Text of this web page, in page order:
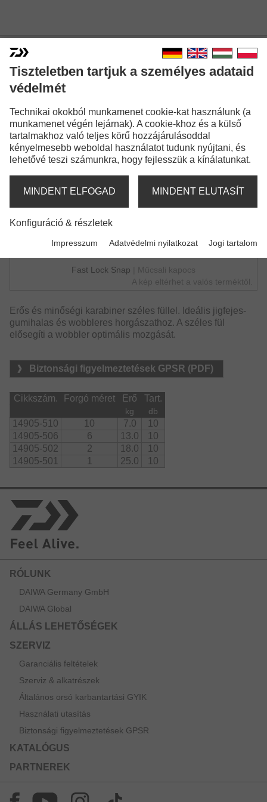
FAST LOCK SNAP
MŰCSALI KAPOCS
Fast Lock Snap
| Műcsali kapocs
A kép eltérhet a valós terméktől.
Erős és minőségi karabiner széles füllel. Ideális jigfejes-
gumihalas és wobbleres horgászathoz. A széles fül
elősegíti a wobbler optimális mozgását.
Biztonsági figyelmeztetések GPSR (PDF)
Cikkszám. Forgó méret Erő Tart.
kg db
14905-510 10 7.0
10
14905-506
6 13.0
10
14905-502
2 18.0
10
14905-501
1 25.0 10
RÓLUNK
DAIWA Germany GmbH
DAIWA Global
ÁLLÁS LEHETŐSÉGEK
SZERVIZ
Garanciális feltételek
Szerviz & alkatrészek
Általános orsó karbantartási GYIK
Használati utasítás
Biztonsági figyelmeztetések GPSR
KATALÓGUS
PARTNEREK
Tiszteletben tartjuk a személyes adataid
védelmét
Technikai okokból munkamenet cookie-kat használunk (a
munkamenet végén lejárnak). A cookie-khoz és a külső
tartalmakhoz való teljes körű hozzájárulásoddal
kényelmesebb weboldal használatot tudunk nyújtani, és
lehetővé teszi számunkra, hogy fejlesszük a kínálatunkat.
MINDENT ELFOGAD MINDENT ELUTASÍT
Konfiguráció & részletek
Impresszum Adatvédelmi nyilatkozat Jogi tartalom